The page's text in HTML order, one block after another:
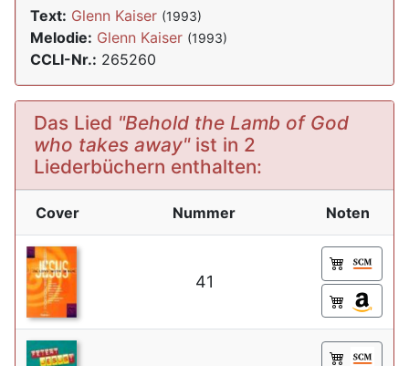
Text: Glenn Kaiser (1993)
Melodie: Glenn Kaiser (1993)
CCLI-Nr.: 265260
Das Lied "Behold the Lamb of God
who takes away"ist in 2
Liederbüchern enthalten:
Cover Nummer Noten
41